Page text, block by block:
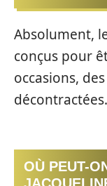
Absolument,
conçus pour
occasions,
décontractées.
OÙ PEUT-